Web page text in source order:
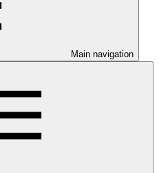
Main navigation